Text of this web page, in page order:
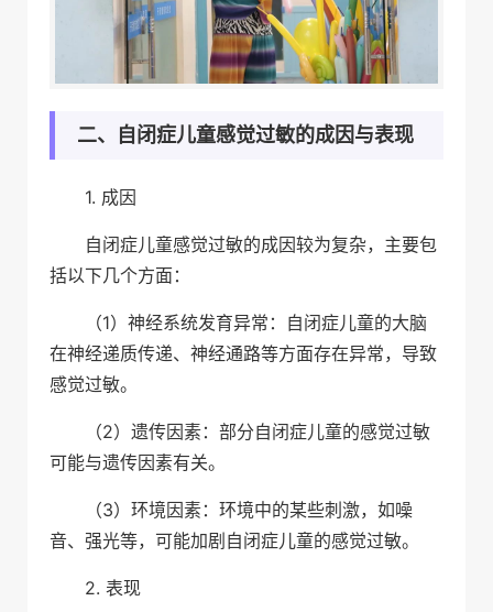
二、自闭症儿童感觉过敏的成因与表现
1. 成因
自闭症儿童感觉过敏的成因较为复杂，主要包
括以下几个方面：
（1）神经系统发育异常：自闭症儿童的大脑
在神经递质传递、神经通路等方面存在异常，导致
感觉过敏。
（2）遗传因素：部分自闭症儿童的感觉过敏
可能与遗传因素有关。
（3）环境因素：环境中的某些刺激，如噪
音、强光等，可能加剧自闭症儿童的感觉过敏。
2. 表现